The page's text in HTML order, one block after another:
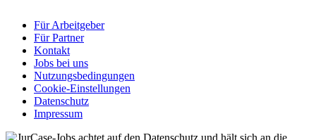
Für Arbeitgeber
Für Partner
Kontakt
Jobs bei uns
Nutzungsbedingungen
Cookie-Einstellungen
Datenschutz
Impressum